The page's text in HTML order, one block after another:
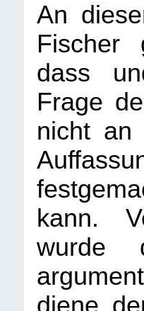
An
Fischer
dass
Frage
nicht an
kann.
wurde
diene